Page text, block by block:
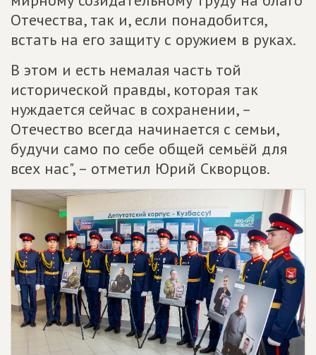
Отечества, так и, если понадобится,
встать на его защиту с оружием в руках.
В этом и есть немалая часть той
исторической правды, которая так
нуждается сейчас в сохранении, –
Отечество всегда начинается с семьи,
будучи само по себе общей семьёй для
всех нас", – отметил Юрий Скворцов.